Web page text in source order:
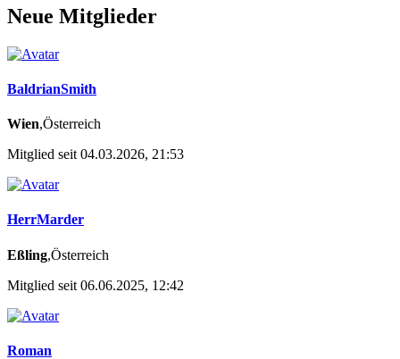
Neue Mitglieder
BaldrianSmith
Wien,Österreich
Mitglied seit 04.03.2026, 21:53
HerrMarder
Eßling,Österreich
Mitglied seit 06.06.2025, 12:42
Roman